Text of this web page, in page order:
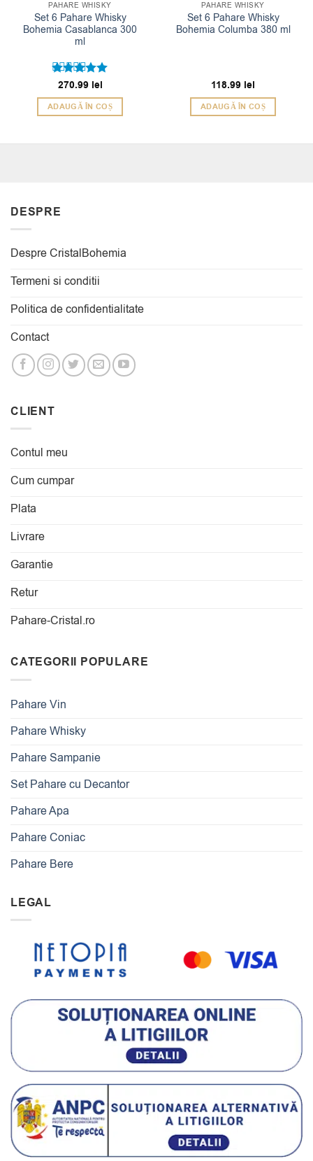
PAHARE WHISKY
Set 6 Pahare Whisky
Bohemia Casablanca 300
ml
Evaluat la
5din 5
270.99 lei
ADAUGĂ ÎN COȘ
PAHARE WHISKY
Set 6 Pahare Whisky
Bohemia Columba 380 ml
118.99 lei
ADAUGĂ ÎN COȘ
DESPRE
Despre CristalBohemia
Termeni si conditii
Politica de confidentialitate
Contact
CLIENT
Contul meu
Cum cumpar
Plata
Livrare
Garantie
Retur
Pahare-Cristal.ro
CATEGORII POPULARE
Pahare Vin
Pahare Whisky
Pahare Sampanie
Set Pahare cu Decantor
Pahare Apa
Pahare Coniac
Pahare Bere
LEGAL